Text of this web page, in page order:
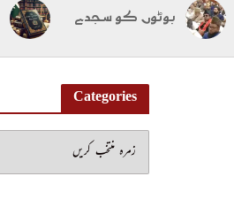
بوٹوں کو سجدے
Categories